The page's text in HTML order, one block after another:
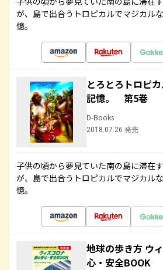
が、島で出合うトロピカルでマジカル
憶。
とろとろトロピ
記憶。 第5巻
D-Books
2018.07.26 発売
子供の頃から夢見ていた南の島に滞在
が、島で出合うトロピカルでマジカル
憶。
地球の歩き方 ウ
心・安全BOOK